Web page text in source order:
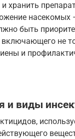
и хранить
насекомых
быть
не
и
и виды